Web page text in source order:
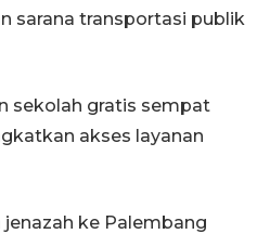
sarana transportasi publik
sekolah gratis sempat
akses layanan
ke Palembang